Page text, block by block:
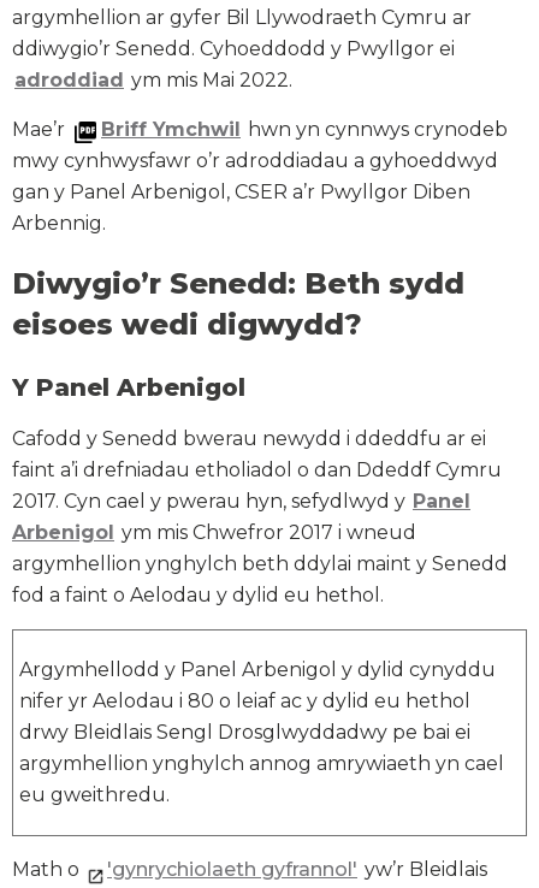
argymhellion ar gyfer Bil Llywodraeth Cymru ar
ddiwygio’r Senedd. Cyhoeddodd y Pwyllgor ei
adroddiad ym mis Mai 2022.
Mae’r Briff Ymchwil hwn yn cynnwys crynodeb
mwy cynhwysfawr o’r adroddiadau a gyhoeddwyd
gan y Panel Arbenigol, CSER a’r Pwyllgor Diben
Arbennig.
Diwygio’r Senedd: Beth sydd
eisoes wedi digwydd?
Y Panel Arbenigol
Cafodd y Senedd bwerau newydd i ddeddfu ar ei
faint a’i drefniadau etholiadol o dan Ddeddf Cymru
2017. Cyn cael y pwerau hyn, sefydlwyd y Panel
Arbenigol ym mis Chwefror 2017 i wneud
argymhellion ynghylch beth ddylai maint y Senedd
fod a faint o Aelodau y dylid eu hethol.
Argymhellodd y Panel Arbenigol y dylid cynyddu
nifer yr Aelodau i 80 o leiaf ac y dylid eu hethol
drwy Bleidlais Sengl Drosglwyddadwy pe bai ei
argymhellion ynghylch annog amrywiaeth yn cael
eu gweithredu.
Math o 'gynrychiolaeth gyfrannol' yw’r Bleidlais